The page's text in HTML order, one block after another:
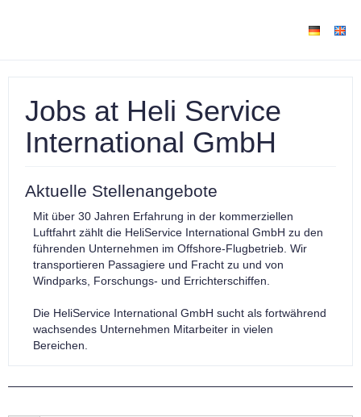
Jobs at Heli Service
International GmbH
Aktuelle Stellenangebote
Mit über 30 Jahren Erfahrung in der kommerziellen
Luftfahrt zählt die HeliService International GmbH zu den
führenden Unternehmen im Offshore-Flugbetrieb. Wir
transportieren Passagiere und Fracht zu und von
Windparks, Forschungs- und Errichterschiffen.
Die HeliService International GmbH sucht als fortwährend
wachsendes Unternehmen Mitarbeiter in vielen
Bereichen.